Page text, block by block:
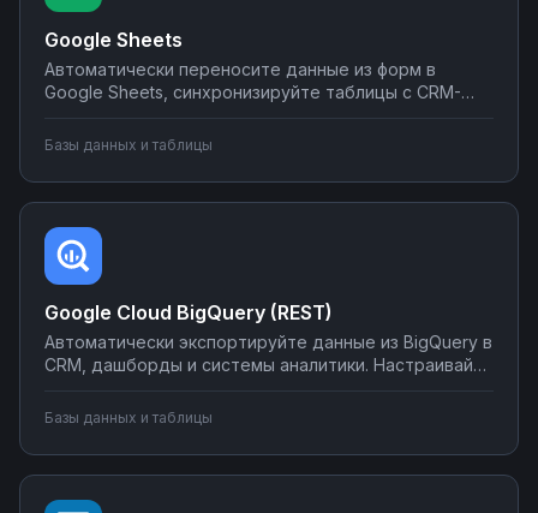
Google Sheets
Автоматически переносите данные из форм в
Google Sheets, синхронизируйте таблицы с CRM-
почте или в мессенджеры. Настраивайте
простых сценариев до сложной автоматизации
аналитики.
Базы данных и таблицы
Google Cloud BigQuery (REST)
Автоматически экспортируйте данные из BigQuery в
CRM, дашборды и системы аналитики. Настраивайте
метрики с внешними сервисами, создавайте
Управляйте интеграциями BigQuery без SQL-
программирования.
Базы данных и таблицы